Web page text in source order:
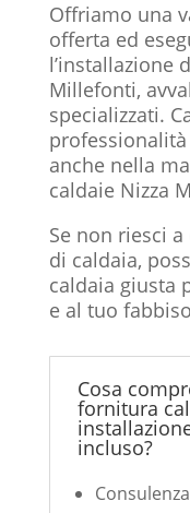
Offriamo una
offerta ed
l’installazione
Millefonti,
specializzati.
anche nella
caldaie Nizza
Se non riesci
di caldaia,
caldaia giusta
e al tuo
Cosa
fornitura
incluso?